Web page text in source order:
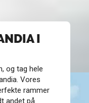
I
og tag hele
Vores
rammer
andet på